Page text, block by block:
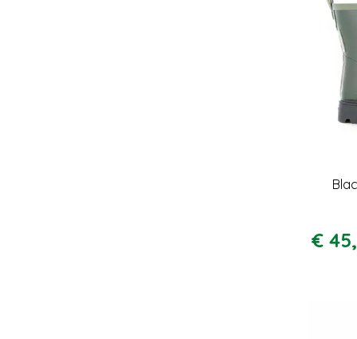
€ 45,